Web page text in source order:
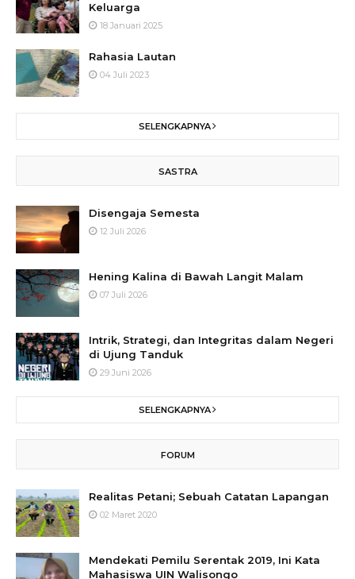
Keluarga
18 Januari 2025
Rahasia Lautan
04 Juli 2023
SELENGKAPNYA
SASTRA
Disengaja Semesta
12 Juli 2026
Hening Kalina di Bawah Langit Malam
07 Juli 2026
Intrik, Strategi, dan Integritas dalam Negeri
di Ujung Tanduk
29 Juni 2026
SELENGKAPNYA
FORUM
Realitas Petani; Sebuah Catatan Lapangan
02 Maret 2020
Mendekati Pemilu Serentak 2019, Ini Kata
Mahasiswa UIN Walisongo